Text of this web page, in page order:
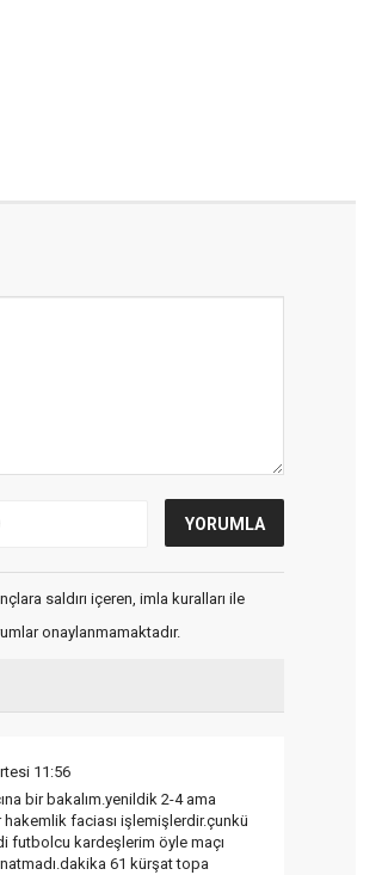
saldırı içeren, imla kuralları ile
onaylanmamaktadır.
11:56
bir bakalım.yenildik 2-4 ama
faciası işlemişlerdir.çunkü
futbolcu kardeşlerim öyle maçı
61 kürşat topa